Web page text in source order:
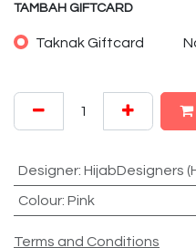
TAMBAH GIFTCARD
Taknak Giftcard
Designer: HijabDesigners
Colour: Pink
Terms and Conditions